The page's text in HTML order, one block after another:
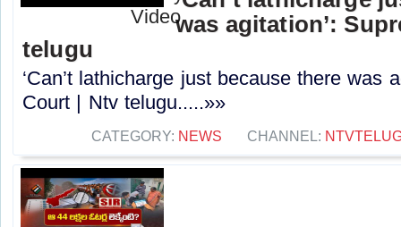
was agitation’:
telugu
‘Can’t lathicharge just because there was
Court | Ntv telugu.....»»
CATEGORY: NEWS CHANNEL: